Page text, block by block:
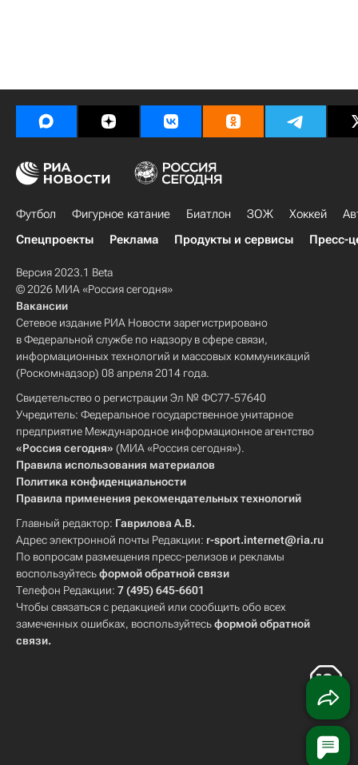
Футбол Фигурное катание Биатлон ЗОЖ Хоккей
Спецпроекты
Реклама Продукты и сервисы Пресс-
Версия 2023.1 Beta
© 2026 МИА «Россия сегодня»
Вакансии
Сетевое издание РИА Новости зарегистрировано
в Федеральной службе по надзору в сфере связи,
информационных технологий и массовых коммуникаций
(Роскомнадзор) 08 апреля 2014 года.
Свидетельство о регистрации Эл № ФС77-57640
Учредитель: Федеральное государственное унитарное
предприятие Международное информационное агентство
«Россия сегодня» (МИА «Россия сегодня»).
Правила использования материалов
Политика конфиденциальности
Правила применения рекомендательных технологий
Главный редактор: Гаврилова А.В.
Адрес электронной почты Редакции: r-sport.internet@ria.ru
По вопросам размещения пресс-релизов и рекламы
воспользуйтесьформой обратной связи
Телефон Редакции: 7 (495) 645-6601
Чтобы связаться с редакцией или сообщить обо всех
замеченных ошибках, воспользуйтесьформой обратной
связи.